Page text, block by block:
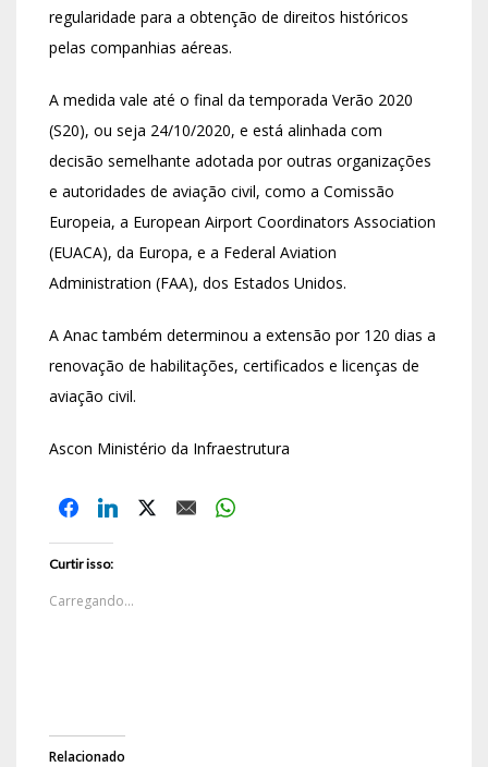
regularidade para a obtenção de direitos históricos
pelas companhias aéreas.
A medida vale até o final da temporada Verão 2020
(S20), ou seja 24/10/2020, e está alinhada com
decisão semelhante adotada por outras organizações
e autoridades de aviação civil, como a Comissão
Europeia, a European Airport Coordinators Association
(EUACA), da Europa, e a Federal Aviation
Administration (FAA), dos Estados Unidos.
A Anac também determinou a extensão por 120 dias a
renovação de habilitações, certificados e licenças de
aviação civil.
Ascon Ministério da Infraestrutura
Curtir isso:
Carregando...
Relacionado